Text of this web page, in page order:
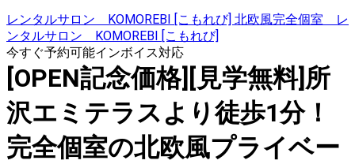
レンタルサロン KOMOREBI [こもれび] 北欧風完全個室 レ
ンタルサロン KOMOREBI [こもれび]
今すぐ予約可能インボイス対応
[OPEN記念価格][見学無料]所
沢エミテラスより徒歩1分！
完全個室の北欧風プライベー